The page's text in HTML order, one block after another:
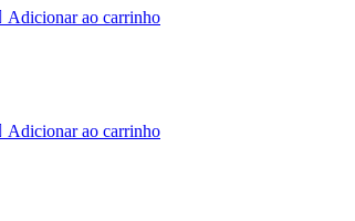
Adicionar ao carrinho
Adicionar ao carrinho